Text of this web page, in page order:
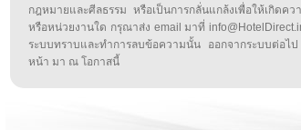
กฎหมายและศีลธรรม หรือเป็นการกลั่นแกล้งเพื่อให้เกิดค
หรือหน่วยงานใด กรุณาส่ง email มาที่
ระบบทราบและทำการลบข้อความนั้น ออกจากระบบต่อไ
หน้า มา ณ โอกาสนี้